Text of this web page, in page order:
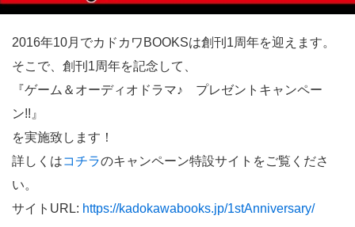
2016年10月でカドカワBOOKSは創刊1周年を迎えます。
そこで、創刊1周年を記念して、
『ゲーム＆オーディオドラマ♪ プレゼントキャンペー
ン!!』
を実施致します！
詳しくはコチラのキャンペーン特設サイトをご覧くださ
い。
サイトURL: https://kadokawabooks.jp/1stAnniversary/